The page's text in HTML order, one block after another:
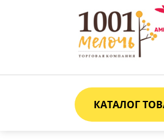
КАТАЛОГ